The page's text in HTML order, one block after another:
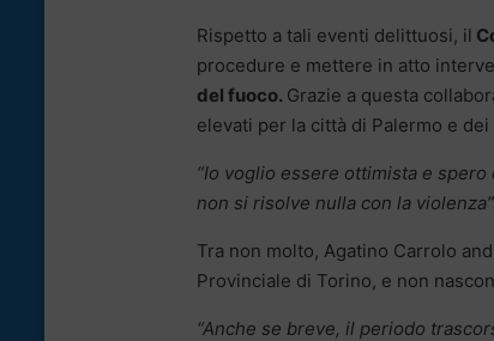
Rispetto a tali eventi delittuosi, il
procedure e mettere in atto
del fuoco. Grazie a questa
elevati per la città di Palermo e
“Io voglio essere ottimista e
non si risolve nulla con la violenza”.
Tra non molto, Agatino Carrolo
Provinciale di Torino, e non
“Anche se breve, il periodo